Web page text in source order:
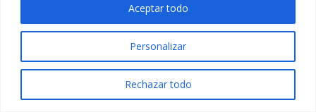
Personalizar
Rechazar todo
Aceptar todo